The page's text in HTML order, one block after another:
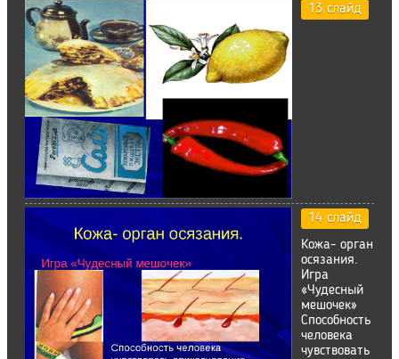
13 слайд
14 слайд
Кожа- орган
осязания.
Игра
«Чудесный
мешочек»
Способность
человека
чувствовать